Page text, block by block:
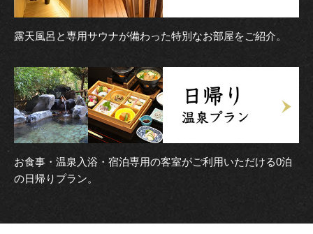
露天風呂と専用サウナが備わった特別なお部屋をご紹介。
お食事・温泉入浴・宿泊専用の客室がご利用いただける0泊
の日帰りプラン。